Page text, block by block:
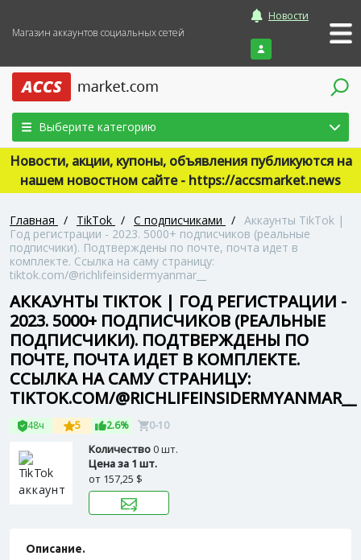
Магазин аккаунтов социальных сетей
Новости
Войти
Выберите категорию
Новости, акции, купоны, объявления публикуются на
нашем новостном сайте - https://accsmarket.news
Главная / TikTok / С подписчиками / Аккаунты TikTok |
Год регистрации - 2023. 5000+ подписчиков (реальные
подписчики). Подтверждены по почте, почта идет в
комплекте. Ссылка на саму страницу:
tiktok.com/@richlifeinsidermyanmar__
АККАУНТЫ TIKTOK | ГОД РЕГИСТРАЦИИ -
2023. 5000+ ПОДПИСЧИКОВ (РЕАЛЬНЫЕ
ПОДПИСЧИКИ). ПОДТВЕРЖДЕНЫ ПО
ПОЧТЕ, ПОЧТА ИДЕТ В КОМПЛЕКТЕ.
ССЫЛКА НА САМУ СТРАНИЦУ:
TIKTOK.COM/@RICHLIFEINSIDERMYANMAR__
48ч 5 2.6% 0-10
Количество0 шт.
Цена за 1 шт.
от 157,25 $
Описание.